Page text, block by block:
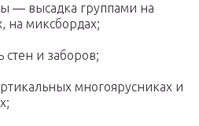
— высадка группами на
на миксбордах;
и заборов;
многоярусниках и